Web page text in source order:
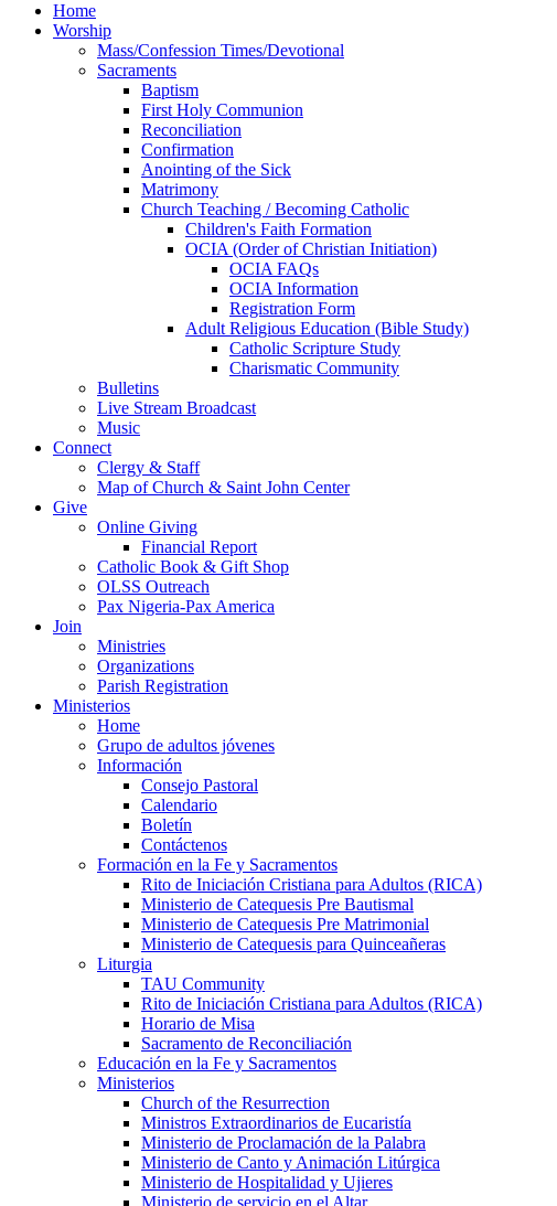
Home
Worship
Mass/Confession Times/Devotional
Sacraments
Baptism
First Holy Communion
Reconciliation
Confirmation
Anointing of the Sick
Matrimony
Church Teaching / Becoming Catholic
Children's Faith Formation
OCIA (Order of Christian Initiation)
OCIA FAQs
OCIA Information
Registration Form
Adult Religious Education (Bible Study)
Catholic Scripture Study
Charismatic Community
Bulletins
Live Stream Broadcast
Music
Connect
Clergy & Staff
Map of Church & Saint John Center
Give
Online Giving
Financial Report
Catholic Book & Gift Shop
OLSS Outreach
Pax Nigeria-Pax America
Join
Ministries
Organizations
Parish Registration
Ministerios
Home
Grupo de adultos jóvenes
Información
Consejo Pastoral
Calendario
Boletín
Contáctenos
Formación en la Fe y Sacramentos
Rito de Iniciación Cristiana para Adultos (RICA)
Ministerio de Catequesis Pre Bautismal
Ministerio de Catequesis Pre Matrimonial
Ministerio de Catequesis para Quinceañeras
Liturgia
TAU Community
Rito de Iniciación Cristiana para Adultos (RICA)
Horario de Misa
Sacramento de Reconciliación
Educación en la Fe y Sacramentos
Ministerios
Church of the Resurrection
Ministros Extraordinarios de Eucaristía
Ministerio de Proclamación de la Palabra
Ministerio de Canto y Animación Litúrgica
Ministerio de Hospitalidad y Ujieres
Ministerio de servicio en el Altar